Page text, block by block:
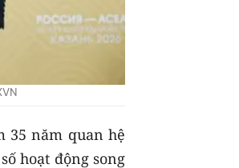
35 năm quan hệ
hoạt động song